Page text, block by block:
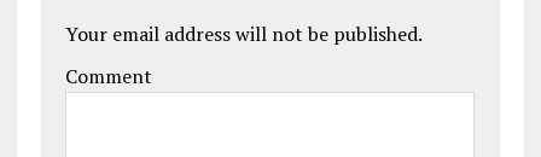
Your email address will not be published.
Comment